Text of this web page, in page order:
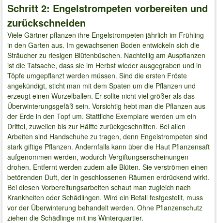
Schritt 2: Engelstrompeten vorbereiten und
zurückschneiden
Viele Gärtner pflanzen ihre Engelstrompeten jährlich im Frühling
in den Garten aus. Im gewachsenen Boden entwickeln sich die
Sträucher zu riesigen Blütenbüschen. Nachteilig am Auspflanzen
ist die Tatsache, dass sie im Herbst wieder ausgegraben und in
Töpfe umgepflanzt werden müssen. Sind die ersten Fröste
angekündigt, sticht man mit dem Spaten um die Pflanzen und
erzeugt einen Wurzelballen. Er sollte nicht viel größer als das
Überwinterungsgefäß sein. Vorsichtig hebt man die Pflanzen aus
der Erde in den Topf um. Stattliche Exemplare werden um ein
Drittel, zuweilen bis zur Hälfte zurückgeschnitten. Bei allen
Arbeiten sind Handschuhe zu tragen, denn Engelstrompeten sind
stark giftige Pflanzen. Andernfalls kann über die Haut Pflanzensaft
aufgenommen werden, wodurch Vergiftungserscheinungen
drohen. Entfernt werden zudem alle Blüten. Sie verströmen einen
betörenden Duft, der in geschlossenen Räumen erdrückend wirkt.
Bei diesen Vorbereitungsarbeiten schaut man zugleich nach
Krankheiten oder Schädlingen. Wird ein Befall festgestellt, muss
vor der Überwinterung behandelt werden. Ohne Pflanzenschutz
ziehen die Schädlinge mit ins Winterquartier.